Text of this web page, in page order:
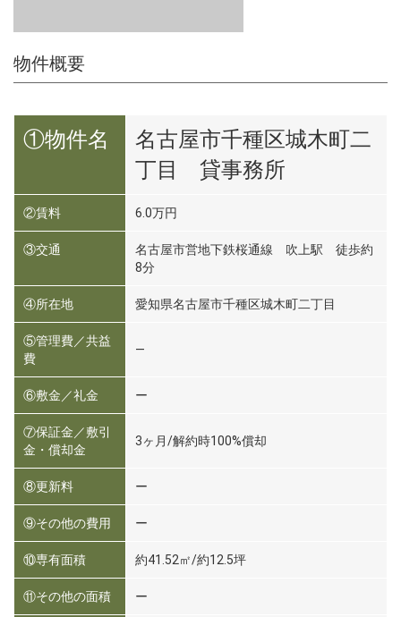
物件概要
①物件名
名古屋市千種区城木町二
丁目 貸事務所
②賃料 6.0万円
③交通
名古屋市営地下鉄桜通線 吹上駅 徒歩約
8分
④所在地 愛知県名古屋市千種区城木町二丁目
⑤管理費／共益
費
―
⑥敷金／礼金 ー
⑦保証金／敷引
金・償却金
3ヶ月/解約時100%償却
⑧更新料 ー
⑨その他の費用 ー
⑩専有面積 約41.52㎡/約12.5坪
⑪その他の面積 ー